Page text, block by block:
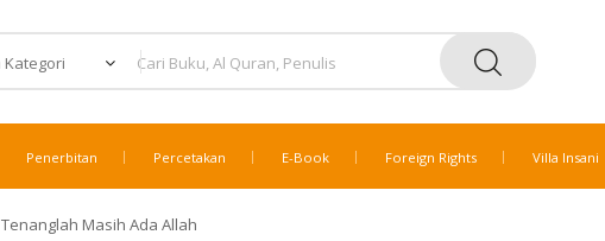
Penerbitan Percetakan E-Book Foreign Rights Villa Insani
Tenanglah Masih Ada Allah